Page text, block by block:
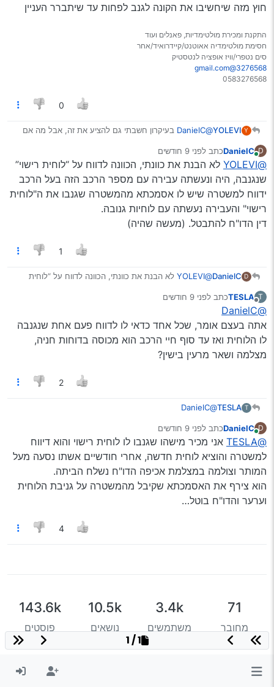
כך הייתי עושה במקרה הזה
חוץ מזה שיחשיבו את הקונה לגנב לפחות עד שיתברר העניין
התקנת ומכירת מולטימדיות, פאנלים ועוד
חסימת מולטימדיה אאוטנט/קיידרואיד/אחר
סים נטפרי/וויז אופציה לנטסטיק
3276568@gmail.com
0583276568
0
Y
YOLEVI
@DanielC
בעיקרון חשבתי גם להציע את זה, אבל מה אם
בכלל לדווח על רכב שנגנב אם הוא לא באמת נגנב…
חוץ מזה שיחשיבו את הקונה לגנב לפחות עד שיתברר העניין D
מחובר
DanielCכתב לפני 9 חודשים
נערך לאחרונה על ידי
@YOLEVI
לא הבנת את כוונתי, הכוונה לדווח על “לוחית רישוי”
שנגנבה, היה ונעשתה עבירה עם מספר הרכב הזה בעל הרכב
ידווח למשטרה שיש לו אסמכתא מהמשטרה שגנבו את ה"לוחית
רישוי" והעבירה נעשתה עם לוחיות גנובה.
דין הדו"ח להתבטל. (מעשה שהיה)
1
D
DanielC
@YOLEVI
לא הבנת את כוונתי, הכוונה לדווח על “לוחית
בעל הרכב ידווח למשטרה שיש לו אסמכתא מהמשטרה
דין הדו"ח להתבטל. (מעשה שהיה)
T
מנותק
TESLAכתב לפני 9 חודשים
נערך לאחרונה על ידי
@DanielC
אתה בעצם אומר, שכל אחד כדאי לו לדווח פעם אחת שנגנבה
לו הלוחית ואז עד סוף חיי הרכב הוא מכוסה בדוחות חניה,
מצלמה ושאר מרעין בישין?
2
T
TESLA
@DanielC
לו הלוחית ואז עד סוף חיי הרכב הוא מכוסה בדוחות חניה,
מצלמה ושאר מרעין בישין?
D
מחובר
DanielCכתב לפני 9 חודשים
נערך לאחרונה על ידי
@TESLA
אני מכיר מישהו שגנבו לו לוחית רישוי והוא דיווח
למשטרה והוציא לוחית חדשה, אחרי חודשיים אשתו נסעה מעל
המותר וצולמה במצלמת אכיפה הדו"ח נשלח הביתה.
הוא צירף את האסמכתא שקיבל מהמשטרה על גניבת הלוחית
וערער והדו"ח בוטל…
4
71
מחובר
3.4k
משתמשים
10.5k
נושאים
143.6k
פוסטים
1 / 1